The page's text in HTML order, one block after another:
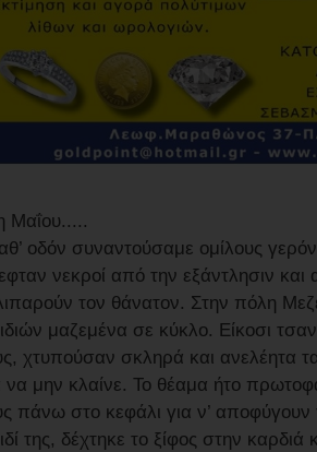
Μαΐου.....
οδόν συναντούσαμε ομίλους
νεκροί από την εξάντλησιν
τον θάνατον. Στην πόλη
μαζεμένα σε κύκλο. Είκοσι
χτυπούσαν σκληρά και ανελέητα
να μην κλαίνε. Το θέαμα ήτο
πάνω στο κεφάλι για ν’
της, δέχτηκε το ξίφος στην καρδιά